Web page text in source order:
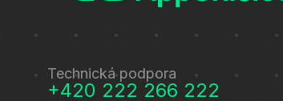
Technická podpora
+420 222 266 222